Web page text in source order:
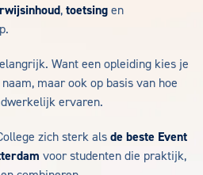
, toetsing en
Want een opleiding kies je
maar ook op basis van hoe
ervaren.
zich sterk als de beste Event
voor studenten die praktijk,